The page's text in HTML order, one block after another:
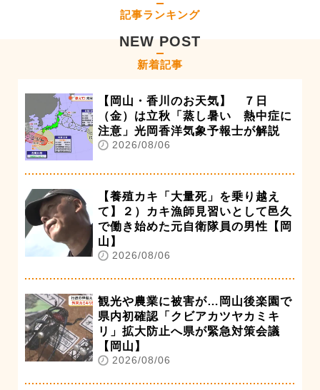
記事ランキング
NEW POST
新着記事
【岡山・香川のお天気】 ７日
（金）は立秋「蒸し暑い 熱中症に
注意」光岡香洋気象予報士が解説
2026/08/06
【養殖カキ「大量死」を乗り越え
て】２）カキ漁師見習いとして邑久
で働き始めた元自衛隊員の男性【岡
山】
2026/08/06
観光や農業に被害が…岡山後楽園で
県内初確認「クビアカツヤカミキ
リ」拡大防止へ県が緊急対策会議
【岡山】
2026/08/06